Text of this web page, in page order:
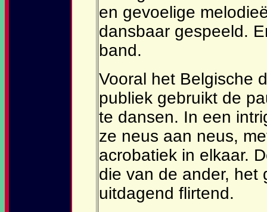
en gevoelige
dansbaar gespeeld.
band.
Vooral het Belgische
publiek gebruikt de
te dansen. In een
ze neus aan neus,
acrobatiek in elkaar.
die van de ander, het
uitdagend flirtend.